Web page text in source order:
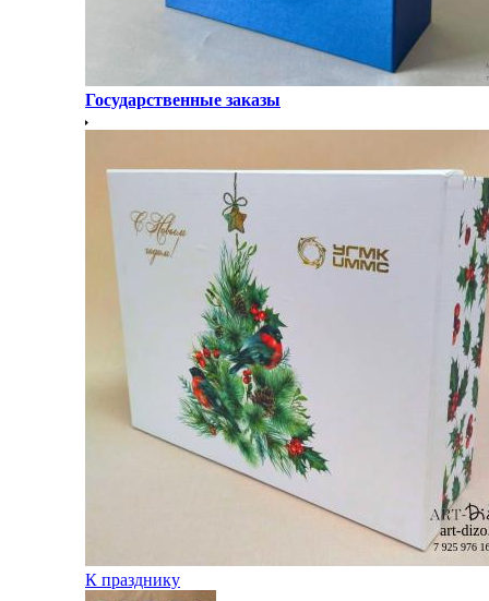
Государственные заказы
К празднику